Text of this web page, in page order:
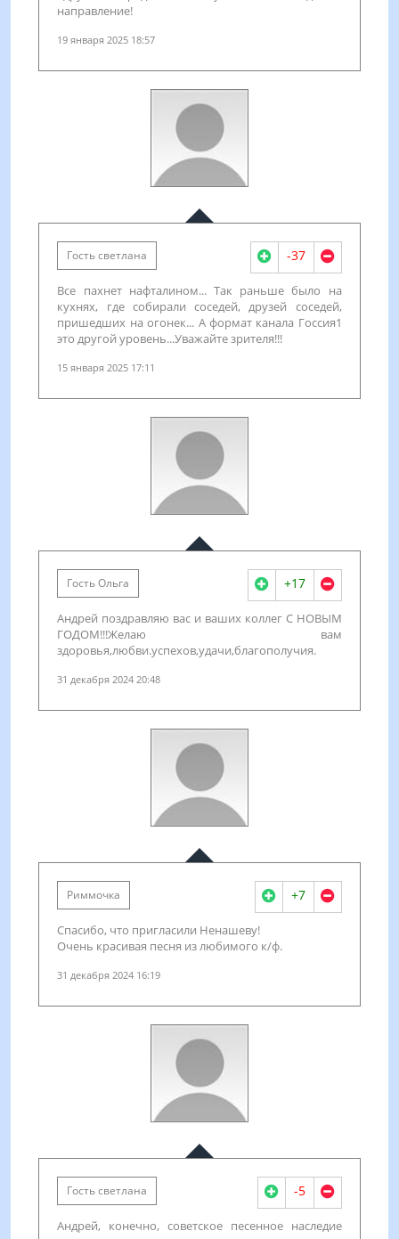
направление!
19 января 2025 18:57
Гость светлана -37
Все пахнет нафталином... Так раньше было на
кухнях, где собирали соседей, друзей соседей,
пришедших на огонек... А формат канала Госсия1
это другой уровень...Уважайте зрителя!!!
15 января 2025 17:11
Гость Ольга +17
Андрей поздравляю вас и ваших коллег С НОВЫМ
ГОДОМ!!!Желаю вам
здоровья,любви.успехов,удачи,благополучия.
31 декабря 2024 20:48
Риммочка +7
Спасибо, что пригласили Ненашеву!
Очень красивая песня из любимого к/ф.
31 декабря 2024 16:19
Гость светлана -5
Андрей, конечно, советское песенное наследие